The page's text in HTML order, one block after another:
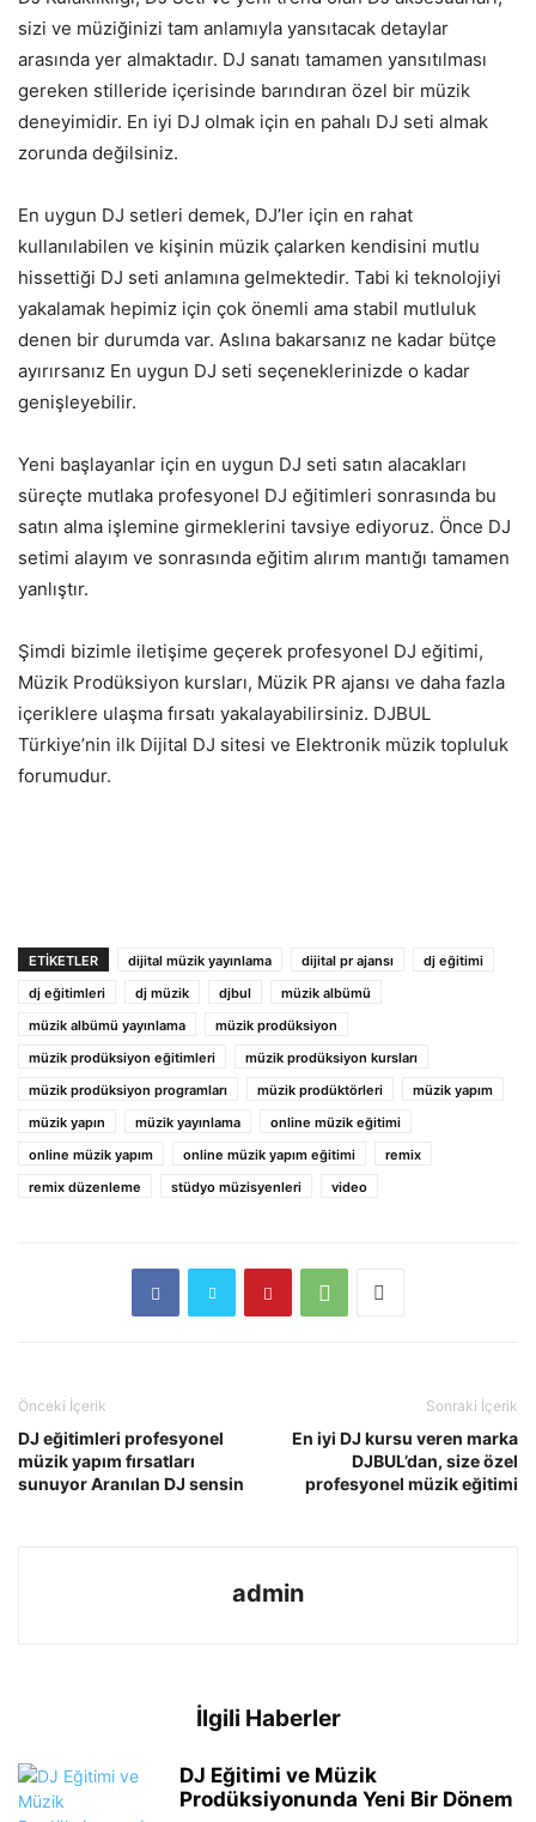
sizi ve müziğinizi tam anlamıyla yansıtacak detaylar
arasında yer almaktadır. DJ sanatı tamamen yansıtılması
gereken stilleride içerisinde barındıran özel bir müzik
deneyimidir. En iyi DJ olmak için en pahalı DJ seti almak
zorunda değilsiniz.
En uygun DJ setleri demek, DJ’ler için en rahat
kullanılabilen ve kişinin müzik çalarken kendisini mutlu
hissettiği DJ seti anlamına gelmektedir. Tabi ki teknolojiyi
yakalamak hepimiz için çok önemli ama stabil mutluluk
denen bir durumda var. Aslına bakarsanız ne kadar bütçe
ayırırsanız En uygun DJ seti seçeneklerinizde o kadar
genişleyebilir.
Yeni başlayanlar için en uygun DJ seti satın alacakları
süreçte mutlaka profesyonel DJ eğitimleri sonrasında bu
satın alma işlemine girmeklerini tavsiye ediyoruz. Önce DJ
setimi alayım ve sonrasında eğitim alırım mantığı tamamen
yanlıştır.
Şimdi bizimle iletişime geçerek profesyonel DJ eğitimi,
Müzik Prodüksiyon kursları, Müzik PR ajansı ve daha fazla
içeriklere ulaşma fırsatı yakalayabilirsiniz. DJBUL
Türkiye’nin ilk Dijital DJ sitesi ve Elektronik müzik topluluk
forumudur.
ETIKETLER dijital müzik yayınlama dijital pr ajansı
dj eğitimi
dj eğitimleri
dj müzik djbul
müzik albümü
müzik albümü yayınlama
müzik prodüksiyon
müzik prodüksiyon eğitimleri
müzik prodüksiyon kursları
müzik prodüksiyon programları
müzik prodüktörleri
müzik yapım
müzik yapın
müzik yayınlama
online müzik eğitimi
online müzik yapım
online müzik yapım eğitimi
remix
remix düzenleme
stüdyo müzisyenleri video
Önceki İçerik
DJ eğitimleri profesyonel
müzik yapım fırsatları
sunuyor Aranılan DJ sensin
Sonraki İçerik
En iyi DJ kursu veren marka
DJBUL’dan, size özel
profesyonel müzik eğitimi
admin
İlgili Haberler
DJ Eğitimi ve Müzik
Prodüksiyonunda Yeni Bir Dönem